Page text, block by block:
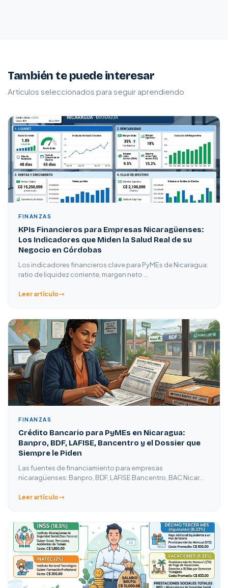
También te puede interesar
Artículos seleccionados para seguir aprendiendo
FINANZAS
KPIs Financieros para Empresas Nicaragüenses:
Los Indicadores que Miden la Salud Real de su
Negocio en Córdobas
Los indicadores financieros clave para PyMEs de Nicaragua:
ratio de liquidez corriente, margen neto …
Leer artículo
FINANZAS
Crédito Bancario para PyMEs en Nicaragua:
Banpro, BDF, LAFISE, Bancentro y el Dossier que
Siempre le Piden
Las fuentes de financiamiento para empresas
nicaragüenses: Banpro, BDF, LAFISE Bancentro, BAC Nicar…
Leer artículo